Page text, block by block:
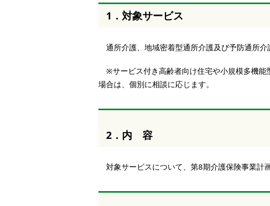
し
1．対象サービス
通所介護、地域密着型通所介護及び予防通所介
※サービス付き高齢者向け住宅や小規模多機能
場合は、個別に相談に応じます。
2．内 容
対象サービスについて、第8期介護保険事業計